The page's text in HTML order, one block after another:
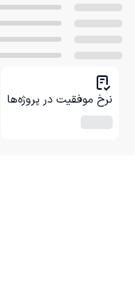
نرخ موفقیت در پروژه‌ها